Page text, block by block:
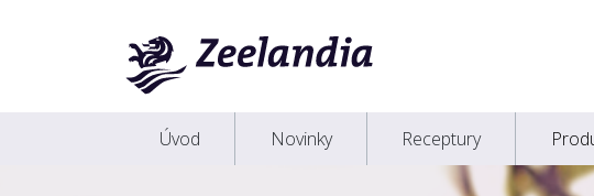
Úvod Novinky Receptury